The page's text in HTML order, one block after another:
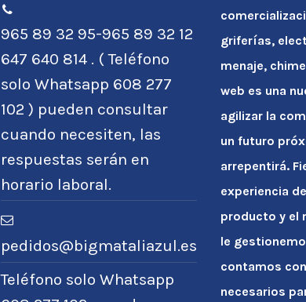
965 89 32 95-965 89 32 12
647 640 814 . ( Teléfono
solo Whatsapp 608 277
102 ) pueden consultar
cuando necesiten, las
respuestas serán en
horario laboral.
pedidos@bigmataliazul.es
Teléfono solo Whatsapp
griferías,
menaje,
web es una
agilizar la
un futuro
arrepentirá.
experiencia
producto y el
le
contamos
necesarios